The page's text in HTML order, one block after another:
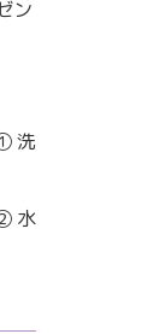
ン
洗
水